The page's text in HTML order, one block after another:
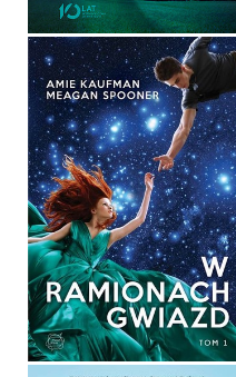
W RAMIONACH GWIAZD
AMIE KAUFMAN, MEAGAN
SPOONER
OPRAWA MIĘKKA
36,90 ZŁ